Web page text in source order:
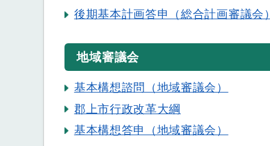
後期基本計画答申（総合計画審議会
地域審議会
基本構想諮問（地域審議会）
郡上市行政改革大綱
基本構想答申（地域審議会）